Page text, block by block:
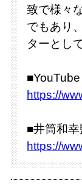
致で様々
でもあり
ターとし
https://
■井筒和
https://